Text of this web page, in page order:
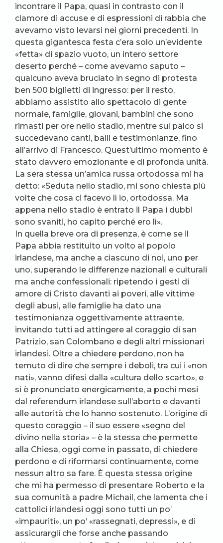
incontrare il Papa, quasi in contrasto con il
clamore di accuse e di espressioni di rabbia che
avevamo visto levarsi nei giorni precedenti. In
questa gigantesca festa c’era solo un’evidente
«fetta» di spazio vuoto, un intero settore
deserto perché – come avevamo saputo –
qualcuno aveva bruciato in segno di protesta
ben 500 biglietti di ingresso: per il resto,
abbiamo assistito allo spettacolo di gente
normale, famiglie, giovani, bambini che sono
rimasti per ore nello stadio, mentre sul palco si
succedevano canti, balli e testimonianze, fino
all’arrivo di Francesco. Quest’ultimo momento è
stato davvero emozionante e di profonda unità.
La sera stessa un’amica russa ortodossa mi ha
detto: «Seduta nello stadio, mi sono chiesta più
volte che cosa ci facevo lì io, ortodossa. Ma
appena nello stadio è entrato il Papa i dubbi
sono svaniti, ho capito perché ero lì».
In quella breve ora di presenza, è come se il
Papa abbia restituito un volto al popolo
irlandese, ma anche a ciascuno di noi, uno per
uno, superando le differenze nazionali e culturali
ma anche confessionali: ripetendo i gesti di
amore di Cristo davanti ai poveri, alle vittime
degli abusi, alle famiglie ha dato una
testimonianza oggettivamente attraente,
invitando tutti ad attingere al coraggio di san
Patrizio, san Colombano e degli altri missionari
irlandesi. Oltre a chiedere perdono, non ha
temuto di dire che sempre i deboli, tra cui i «non
nati», vanno difesi dalla «cultura dello scarto», e
si è pronunciato energicamente, a pochi mesi
dal referendum irlandese sull’aborto e davanti
alle autorità che lo hanno sostenuto. L’origine di
questo coraggio – il suo essere «segno del
divino nella storia» – è la stessa che permette
alla Chiesa, oggi come in passato, di chiedere
perdono e di riformarsi continuamente, come
nessun altro sa fare. È questa stessa origine
che mi ha permesso di presentare Roberto e la
sua comunità a padre Michail, che lamenta che i
cattolici irlandesi oggi sono tutti un po’
«impauriti», un po’ «rassegnati, depressi», e di
assicurargli che forse anche passando